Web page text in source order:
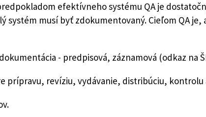
efektívneho systému QA je
systém musí byť zdokumentovaný. Cieľom QA
- predpisová, záznamová (odkaz na
revíziu, vydávanie, distribúciu, kontrolu